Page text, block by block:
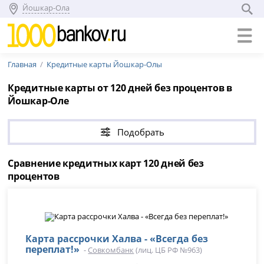
Йошкар-Ола
Главная Кредитные карты Йошкар-Олы
Кредитные карты от 120 дней без процентов в
Йошкар-Оле
Подобрать
Сравнение кредитных карт 120 дней без
процентов
Карта рассрочки Халва - «Всегда без
переплат!» - Совкомбанк (лиц. ЦБ РФ №963)